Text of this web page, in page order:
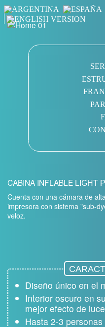
CABINA INFLABLE LIGHT
Cuenta con una cámara de
impresora con sistema "sub-
veloz.
Diseño único en el
Interior oscuro en
mejor efecto de
Hasta 2-3